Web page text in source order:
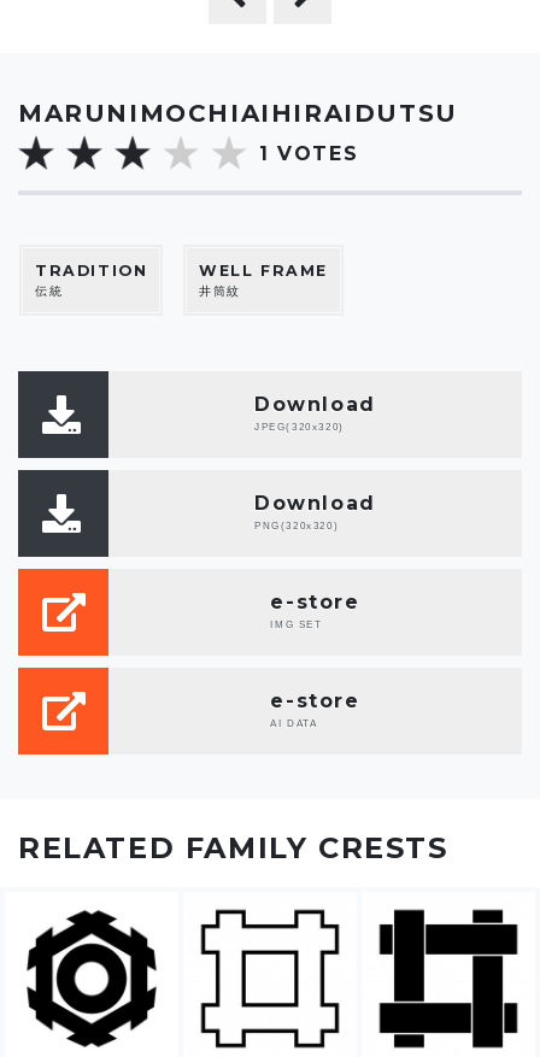
MARUNIMOCHIAIHIRAIDUTSU
1 VOTES
TRADITION
伝統
WELL FRAME
井筒紋
Download
JPEG(320x320)
Download
PNG(320x320)
e-store
IMG SET
e-store
AI DATA
RELATED FAMILY CRESTS